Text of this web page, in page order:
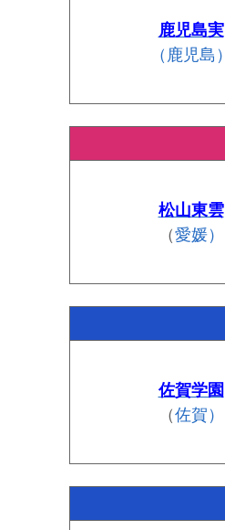
鹿児島実
（鹿児島）
松山東雲
（愛媛）
佐賀学園
（佐賀）